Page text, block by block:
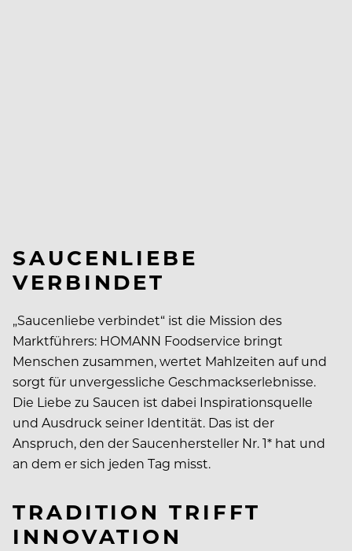
SAUCENLIEBE
VERBINDET
„Saucenliebe verbindet“ ist die Mission des
Marktführers: HOMANN Foodservice bringt
Menschen zusammen, wertet Mahlzeiten auf und
sorgt für unvergessliche Geschmackserlebnisse.
Die Liebe zu Saucen ist dabei Inspirationsquelle
und Ausdruck seiner Identität. Das ist der
Anspruch, den der Saucenhersteller Nr. 1* hat und
an dem er sich jeden Tag misst.
TRADITION TRIFFT
INNOVATION